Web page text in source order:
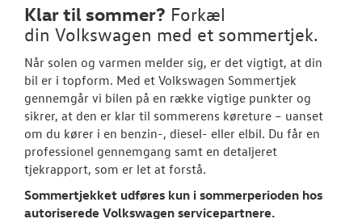
TILBEHØR
NYHEDER
OM OS
RESERVEDELE
Klar til sommer? Forkæl
din Volkswagen med et sommertjek.
Når solen og varmen melder sig, er det vigtigt, at din
bil er i topform. Med et Volkswagen Sommertjek
gennemgår vi bilen på en række vigtige punkter og
sikrer, at den er klar til sommerens køreture – uanset
om du kører i en benzin-, diesel- eller elbil. Du får en
professionel gennemgang samt en detaljeret
tjekrapport, som er let at forstå.
Sommertjekket udføres kun i sommerperioden hos
autoriserede Volkswagen servicepartnere.